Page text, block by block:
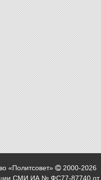
«Политсовет» 2000-2026
СМИ ИА № ФС77-87740 от